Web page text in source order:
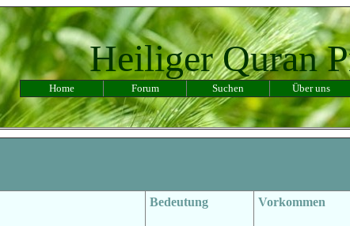
Heiliger Quran
Home Forum Suchen Über uns
Bedeutung Vorkommen